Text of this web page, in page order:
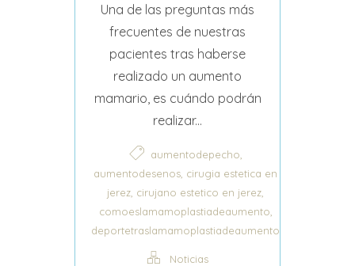
Una de las preguntas más
frecuentes de nuestras
pacientes tras haberse
realizado un aumento
mamario, es cuándo podrán
realizar...
aumentodepecho
aumentodesenos cirugia estetica en
jerez cirujano estetico en jerez
comoeslamamoplastiadeaumento
deportetraslamamoplastiadeaumento
Noticias